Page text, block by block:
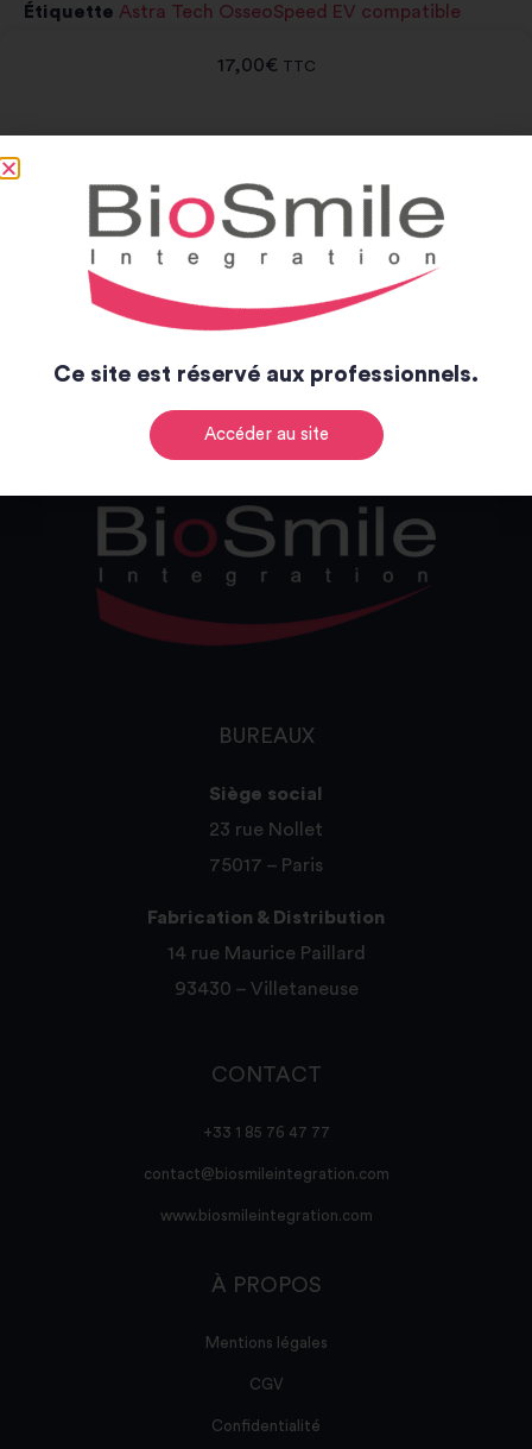
Étiquette Astra Tech OsseoSpeed EV compatible
17,00€ TTC
Notice et catalogue
BUREAUX
Siège social
23 rue Nollet
75017 – Paris
Fabrication & Distribution
14 rue Maurice Paillard
93430 – Villetaneuse
CONTACT
+33 1 85 76 47 77
contact@biosmileintegration.com
www.biosmileintegration.com
À PROPOS
Mentions légales
CGV
Confidentialité
Ce site est réservé aux professionnels.
Accéder au site